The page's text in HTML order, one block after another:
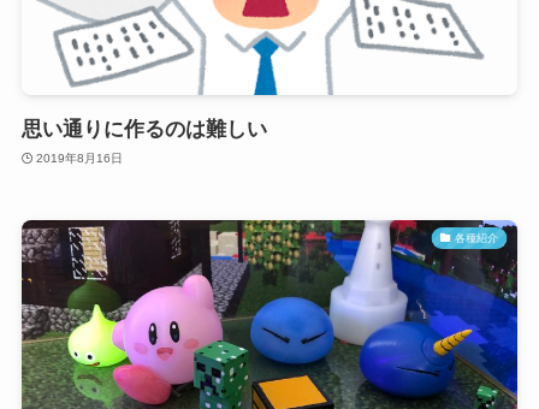
思い通りに作るのは難しい
2019年8月16日
各種紹介